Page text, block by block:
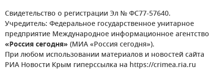
Свидетельство о регистрации Эл № ФС77-57640.
Учредитель: Федеральное государственное унитарное
предприятие Международное информационное агентство
«Россия сегодня» (МИА «Россия сегодня»).
При любом использовании материалов и новостей сайта
РИА Новости Крым гиперссылка на https://crimea.ria.ru